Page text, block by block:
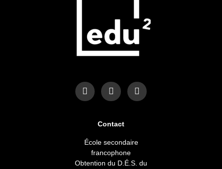
a
c
e
k
-
n
s
t
g
r
m
i
n
k
Contact
École secondaire
francophone
Obtention du D.É.S. du